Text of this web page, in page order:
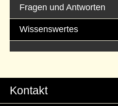
Fragen und Antworten
Wissenswertes
Kontakt